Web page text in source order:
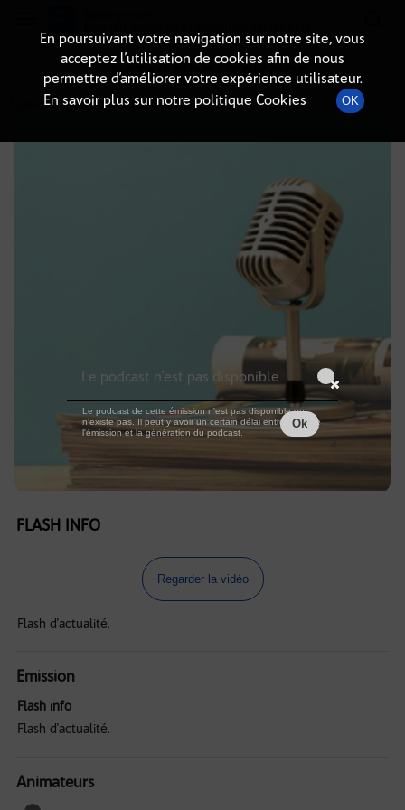
DÉTAILS DE L'ÉPISODE
8 janvier 2026à 5h59 , durée : Invalid date
FLASH INFO
Regarder la vidéo
Flash d'actualité.
Emission
Flash info
Flash d'actualité.
Animateurs
En poursuivant votre navigation sur notre site, vous
acceptez l’utilisation de cookies afin de nous
permettre d’améliorer votre expérience utilisateur.
En savoir plus sur notre politique Cookies
OK
Le podcast n'est pas disponible
Le podcast de cette émission n'est pas disponible ou
n'existe pas. Il peut y avoir un certain délai entre la fin de
l'émission et la génération du podcast.
Ok